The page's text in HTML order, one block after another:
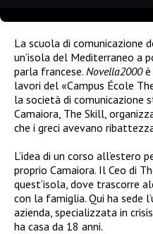
La scuola di comunicazione
un’isola del Mediterraneo a
parla francese. Novella2000
lavori del «Campus École
la società di comunicazione
Camaiora, The Skill,
che i greci avevano
L’idea di un corso all’estero
proprio Camaiora. Il Ceo di
quest’isola, dove trascorre
con la famiglia. Qui ha sede
azienda, specializzata in
ha casa da 18 anni.